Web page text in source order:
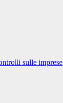
sulle imprese